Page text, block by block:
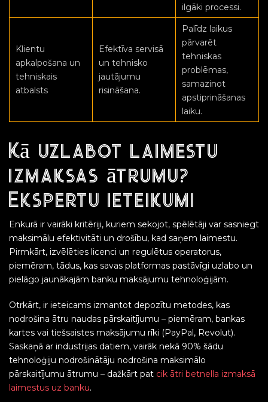
ilgāki processi.
Klientu
apkalpošana un
tehniskais
atbalsts
Efektīva servisā
un tehnisko
jautājumu
risināšana.
Palīdz laikus
pārvarēt
tehniskas
problēmas,
samazinot
apstiprināšanas
laiku.
Kā uzlabot laimestu
izmaksas ātrumu?
Ekspertu ieteikumi
Enkurā ir vairāki kritēriji, kuriem sekojot, spēlētāji var sasniegt
maksimālu efektivitāti un drošību, kad saņem laimestu.
Pirmkārt, izvēlēties licenci un regulētus operatorus,
piemēram, tādus, kas savas platformas pastāvīgi uzlabo un
pielāgo jaunākajām banku maksājumu tehnoloģijām.
Otrkārt, ir ieteicams izmantot depozītu metodes, kas
nodrošina ātru naudas pārskaitījumu – piemēram, bankas
kartes vai tiešsaistes maksājumu rīki (PayPal, Revolut).
Saskaņā ar industrijas datiem, vairāk nekā 90% šādu
tehnoloģiju nodrošinātāju nodrošina maksimālo
pārskaitījumu ātrumu – dažkārt pat cik ātri betnella izmaksā
laimestus uz banku.